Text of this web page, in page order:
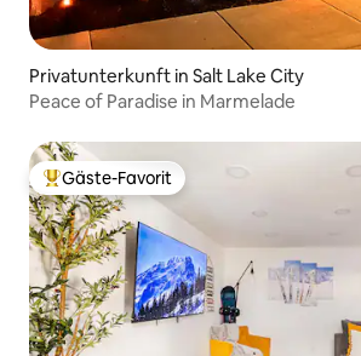
Privatunterkunft in Salt Lake City
Peace of Paradise in Marmelade
Beliebter Gäste-Favorit.
Gäste-Favorit